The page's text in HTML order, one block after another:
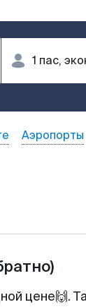
Аэропорты
цене🙌.